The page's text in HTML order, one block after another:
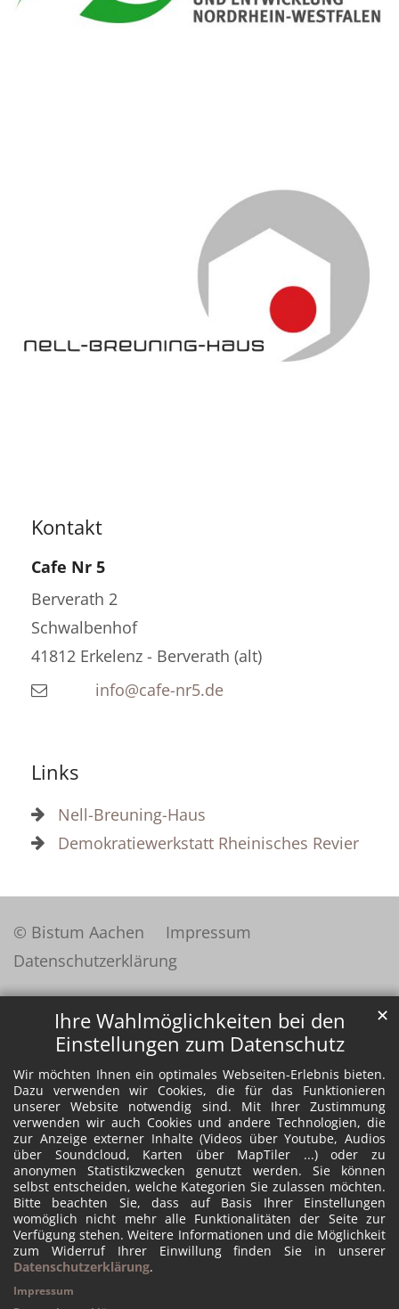
Ihre Wahlmöglichkeiten bei den
Einstellungen zum Datenschutz
Wir möchten Ihnen ein optimales Webseiten-Erlebnis bieten.
Dazu verwenden wir Cookies, die für das Funktionieren
unserer Website notwendig sind. Mit Ihrer Zustimmung
verwenden wir auch Cookies und andere Technologien, die
zur Anzeige externer Inhalte (Videos über Youtube, Audios
über Soundcloud, Karten über MapTiler ...) oder zu
anonymen Statistikzwecken genutzt werden. Sie können
selbst entscheiden, welche Kategorien Sie zulassen möchten.
Bitte beachten Sie, dass auf Basis Ihrer Einstellungen
womöglich nicht mehr alle Funktionalitäten der Seite zur
Verfügung stehen. Weitere Informationen und die Möglichkeit
zum Widerruf Ihrer Einwillung finden Sie in unserer
Datenschutzerklärung.
✕
Impressum
Kontakt
Cafe Nr 5
Berverath 2
Schwalbenhof
41812 Erkelenz - Berverath (alt)
info@cafe-nr5.de
Links
Nell-Breuning-Haus
Demokratiewerkstatt Rheinisches Revier
© Bistum Aachen
Impressum
Datenschutzerklärung